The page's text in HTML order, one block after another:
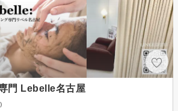
門 Lebelle名古屋